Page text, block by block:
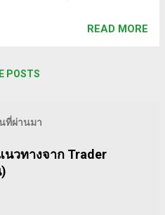
ไปประยุกต์ใช้จริงและเหมาะกับ
Q3/2559 ที่ผ่านมาอยู่ในธุรกิจ
นโปรดักท์ที่รักสิ่งแวดล้อมเป็น
การทำธุรกิจผลิต Label คาด
ขึ้นในอนาคต รายละเอียดของ
การบุกตลาด CLMV เป็น
กำลังเริ่มต้นปี 2560 จะมี
READ MORE
POSTS
ที่ผ่านมา
วทางจาก Trader